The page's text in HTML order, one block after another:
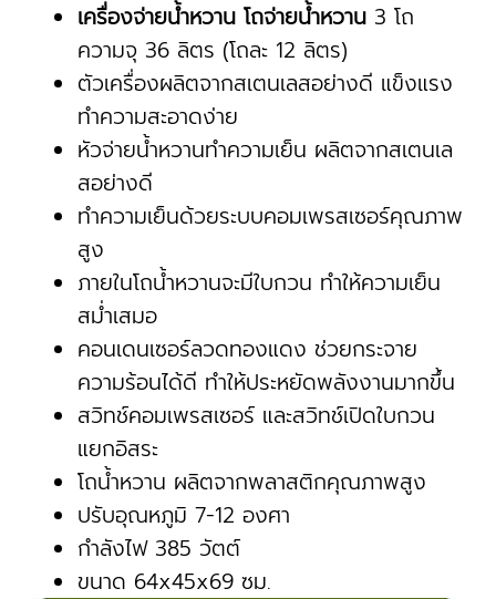
เครื่องจ่ายน้ำหวาน โถจ่ายน้ำหวาน 3 โถ
ความจุ 36 ลิตร (โถละ 12 ลิตร)
ตัวเครื่องผลิตจากสเตนเลสอย่างดี แข็งแรง
ทำความสะอาดง่าย
หัวจ่ายน้ำหวานทำความเย็น ผลิตจากสเตนเล
สอย่างดี
ทำความเย็นด้วยระบบคอมเพรสเซอร์คุณภาพ
สูง
ภายในโถน้ำหวานจะมีใบกวน ทำให้ความเย็น
สม่ำเสมอ
คอนเดนเซอร์ลวดทองแดง ช่วยกระจาย
ความร้อนได้ดี ทำให้ประหยัดพลังงานมากขึ้น
สวิทช์คอมเพรสเซอร์ และสวิทช์เปิดใบกวน
แยกอิสระ
โถน้ำหวาน ผลิตจากพลาสติกคุณภาพสูง
ปรับอุณหภูมิ 7-12 องศา
กำลังไฟ 385 วัตต์
ขนาด 64x45x69 ซม.